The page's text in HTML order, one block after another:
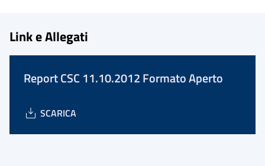
Link e Allegati
Report CSC 11.10.2012 Formato Aperto
SCARICA